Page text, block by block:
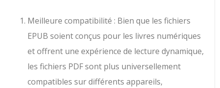
Meilleure compatibilité : Bien que les fichiers
EPUB soient conçus pour les livres numériques
et offrent une expérience de lecture dynamique,
les fichiers PDF sont plus universellement
compatibles sur différents appareils,